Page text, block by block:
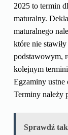
2025 to termin
maturalny.
maturalnego
które nie
podstawowym,
kolejnym
Egzaminy ustne
Terminy należy
Sprawdź